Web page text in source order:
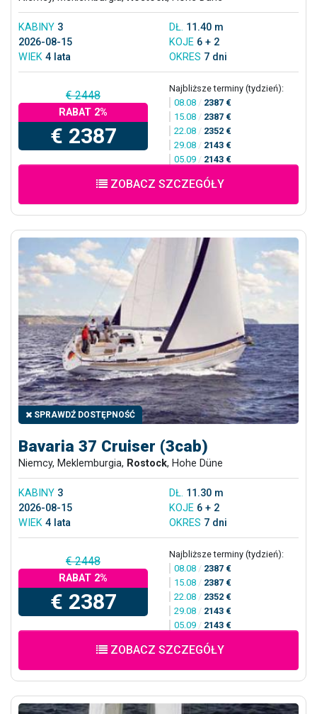
KABINY 3 DŁ. 11.40 m
2026-08-15
KOJE 6 + 2
WIEK 4 lata OKRES 7 dni
€ 2448
RABAT 2%
€ 2387
Najbliższe terminy (tydzień):
08.08 / 2387 €
15.08 / 2387 €
22.08 / 2352 €
29.08 / 2143 €
05.09 / 2143 €
ZOBACZ SZCZEGÓŁY
SPRAWDŹ DOSTĘPNOŚĆ
Bavaria 37 Cruiser (3cab)
Niemcy, Meklemburgia, Rostock, Hohe Düne
KABINY 3 DŁ. 11.30 m
2026-08-15
KOJE 6 + 2
WIEK 4 lata OKRES 7 dni
€ 2448
RABAT 2%
€ 2387
Najbliższe terminy (tydzień):
08.08 / 2387 €
15.08 / 2387 €
22.08 / 2352 €
29.08 / 2143 €
05.09 / 2143 €
ZOBACZ SZCZEGÓŁY